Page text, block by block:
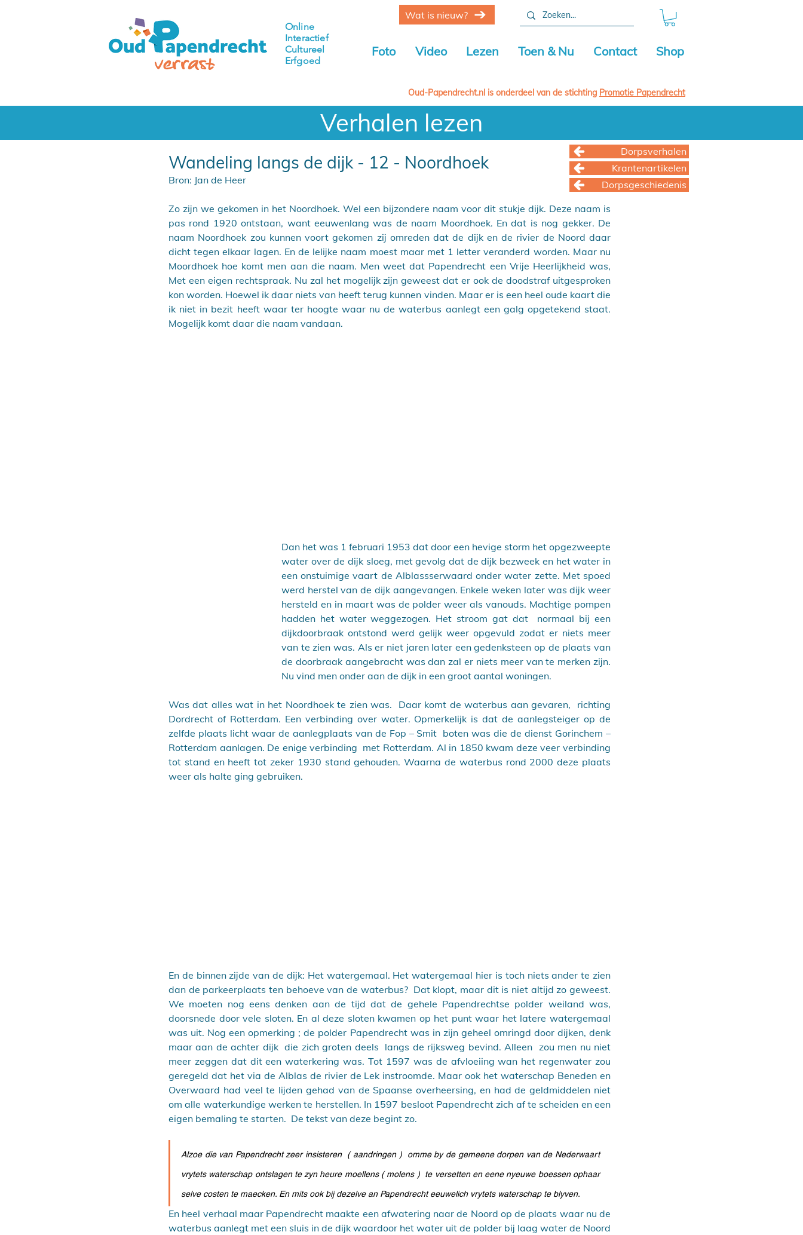
Online
Interactief
Cultureel
Erfgoed
Wat is nieuw?
Foto Video Lezen Toen & Nu Contact Shop
Oud-Papendrecht.nl is onderdeel van de stichting Promotie Papendrecht
Verhalen lezen
Wandeling langs de dijk - 12 - Noordhoek
Bron: Jan de Heer
Zo zijn we gekomen in het Noordhoek. Wel een bijzondere naam voor dit stukje dijk. Deze naam is
pas rond 1920 ontstaan, want eeuwenlang was de naam Moordhoek. En dat is nog gekker. De
naam Noordhoek zou kunnen voort gekomen zij omreden dat de dijk en de rivier de Noord daar
dicht tegen elkaar lagen. En de lelijke naam moest maar met 1 letter veranderd worden. Maar nu
Moordhoek hoe komt men aan die naam. Men weet dat Papendrecht een Vrije Heerlijkheid was,
Met een eigen rechtspraak. Nu zal het mogelijk zijn geweest dat er ook de doodstraf uitgesproken
kon worden. Hoewel ik daar niets van heeft terug kunnen vinden. Maar er is een heel oude kaart die
ik niet in bezit heeft waar ter hoogte waar nu de waterbus aanlegt een galg opgetekend staat.
Mogelijk komt daar die naam vandaan.
Dan het was 1 februari 1953 dat door een hevige storm het opgezweepte
water over de dijk sloeg, met gevolg dat de dijk bezweek en het water in
een onstuimige vaart de Alblassserwaard onder water zette. Met spoed
werd herstel van de dijk aangevangen. Enkele weken later was dijk weer
hersteld en in maart was de polder weer als vanouds. Machtige pompen
hadden het water weggezogen. Het stroom gat dat  normaal bij een
dijkdoorbraak ontstond werd gelijk weer opgevuld zodat er niets meer
van te zien was. Als er niet jaren later een gedenksteen op de plaats van
de doorbraak aangebracht was dan zal er niets meer van te merken zijn.
Nu vind men onder aan de dijk in een groot aantal woningen.
Was dat alles wat in het Noordhoek te zien was.  Daar komt de waterbus aan gevaren,  richting
Dordrecht of Rotterdam. Een verbinding over water. Opmerkelijk is dat de aanlegsteiger op de
zelfde plaats licht waar de aanlegplaats van de Fop – Smit  boten was die de dienst Gorinchem –
Rotterdam aanlagen. De enige verbinding  met Rotterdam. Al in 1850 kwam deze veer verbinding
tot stand en heeft tot zeker 1930 stand gehouden. Waarna de waterbus rond 2000 deze plaats
weer als halte ging gebruiken.
En de binnen zijde van de dijk: Het watergemaal. Het watergemaal hier is toch niets ander te zien
dan de parkeerplaats ten behoeve van de waterbus?  Dat klopt, maar dit is niet altijd zo geweest.
We moeten nog eens denken aan de tijd dat de gehele Papendrechtse polder weiland was,
doorsnede door vele sloten. En al deze sloten kwamen op het punt waar het latere watergemaal
was uit. Nog een opmerking ; de polder Papendrecht was in zijn geheel omringd door dijken, denk
maar aan de achter dijk  die zich groten deels  langs de rijksweg bevind. Alleen  zou men nu niet
meer zeggen dat dit een waterkering was. Tot 1597 was de afvloeiing wan het regenwater zou
geregeld dat het via de Alblas de rivier de Lek instroomde. Maar ook het waterschap Beneden en
Overwaard had veel te lijden gehad van de Spaanse overheersing, en had de geldmiddelen niet
om alle waterkundige werken te herstellen. In 1597 besloot Papendrecht zich af te scheiden en een
eigen bemaling te starten.  De tekst van deze begint zo.
Alzoe die van Papendrecht zeer insisteren  ( aandringen )  omme by de gemeene dorpen van de Nederwaart
vrytets waterschap ontslagen te zyn heure moellens ( molens )  te versetten en eene nyeuwe boessen ophaar
selve costen te maecken. En mits ook bij dezelve an Papendrecht eeuwelich vrytets waterschap te blyven.
En heel verhaal maar Papendrecht maakte een afwatering naar de Noord op de plaats waar nu de
waterbus aanlegt met een sluis in de dijk waardoor het water uit de polder bij laag water de Noord
Dorpsverhalen
Krantenartikelen
Dorpsgeschiedenis